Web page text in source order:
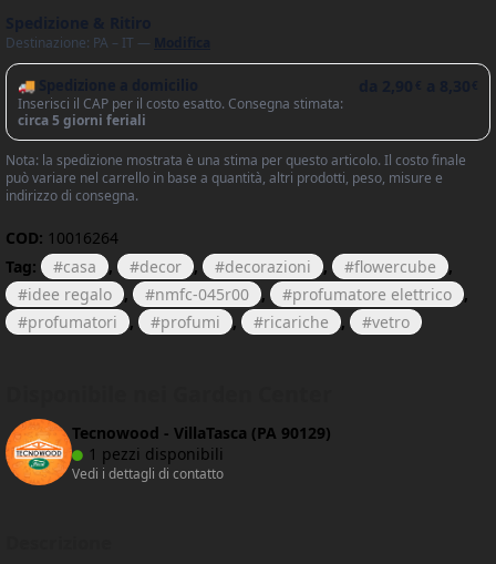
Destinazione: PA – IT —
🚚 Spedizione a domicilio
Inserisci il CAP per il costo esatto. Consegna stimata:
circa 5 giorni feriali
Nota: la spedizione mostrata è una stima per questo articolo. Il costo finale
può variare nel carrello in base a quantità, altri prodotti, peso, misure e
indirizzo di consegna.
COD: 10016264
Tag:
casa , decor , decorazioni , flowercube
,
idee regalo
, nmfc-045r00 , profumatore elettrico
,
profumatori
, profumi , ricariche , vetro
Tecnowood - VillaTasca (PA 90129)
1 pezzi disponibili
Vedi i dettagli di contatto